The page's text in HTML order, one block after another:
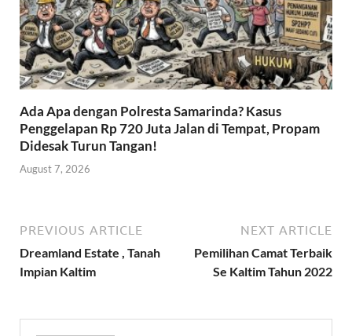
Ada Apa dengan Polresta Samarinda? Kasus
Penggelapan Rp 720 Juta Jalan di Tempat, Propam
Didesak Turun Tangan!
August 7, 2026
PREVIOUS ARTICLE
Dreamland Estate , Tanah
Impian Kaltim
NEXT ARTICLE
Pemilihan Camat Terbaik
Se Kaltim Tahun 2022